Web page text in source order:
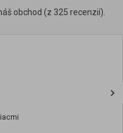
obchod (z 325 recenzií).